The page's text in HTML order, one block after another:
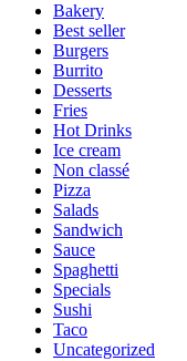
Bakery
Best seller
Burgers
Burrito
Desserts
Fries
Hot Drinks
Ice cream
Non classé
Pizza
Salads
Sandwich
Sauce
Spaghetti
Specials
Sushi
Taco
Uncategorized